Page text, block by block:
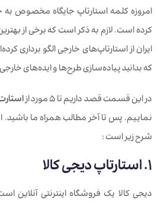
امروزه کلمه استارتاپ جایگاه مخصوص به
کرده است. لازم به ذکر است که برخی از
ایران از استارتاپ‌های خارجی الگو برداری
که بدانید پیاده‌سازی طرح‌ها و ایده‌های
در این قسمت قصد داریم تا 5 مورد از
نماییم. پس تا آخر مطالب همراه ما باشید.
شرح زیر است :
1. استارتاپ دیجی‌ کالا